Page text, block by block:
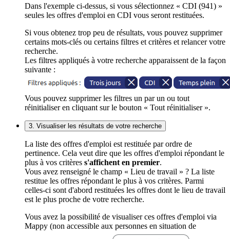
Dans l'exemple ci-dessus, si vous sélectionnez « CDI (941) »
seules les offres d'emploi en CDI vous seront restituées.
Si vous obtenez trop peu de résultats, vous pouvez supprimer
certains mots-clés ou certains filtres et critères et relancer votre
recherche.
Les filtres appliqués à votre recherche apparaissent de la façon
suivante :
Vous pouvez supprimer les filtres un par un ou tout
réinitialiser en cliquant sur le bouton « Tout réinitialiser ».
3. Visualiser les résultats de votre recherche
La liste des offres d'emploi est restituée par ordre de
pertinence. Cela veut dire que les offres d'emploi répondant le
plus à vos critères s'affichent en premier.
Vous avez renseigné le champ « Lieu de travail » ? La liste
restitue les offres répondant le plus à vos critères. Parmi
celles-ci sont d'abord restituées les offres dont le lieu de travail
est le plus proche de votre recherche.
Vous avez la possibilité de visualiser ces offres d'emploi via
Mappy (non accessible aux personnes en situation de